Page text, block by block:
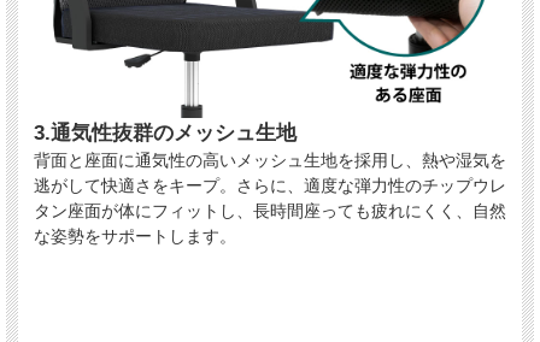
3.通気性抜群のメッシュ生地
背面と座面に通気性の高いメッシュ生地を採用し、熱や湿気を
逃がして快適さをキープ。さらに、適度な弾力性のチップウレ
タン座面が体にフィットし、長時間座っても疲れにくく、自然
な姿勢をサポートします。